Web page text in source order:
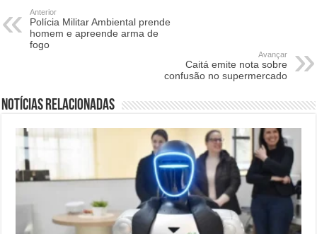
Anterior
Polícia Militar Ambiental prende
homem e apreende arma de
fogo
Avançar
Caitá emite nota sobre
confusão no supermercado
Notícias relacionadas